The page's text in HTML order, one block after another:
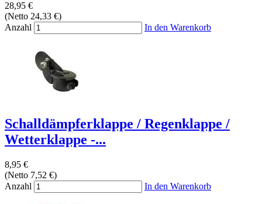
28,95 €
(Netto 24,33 €)
Anzahl
In den Warenkorb
Schalldämpferklappe / Regenklappe /
Wetterklappe -...
8,95 €
(Netto 7,52 €)
Anzahl
In den Warenkorb